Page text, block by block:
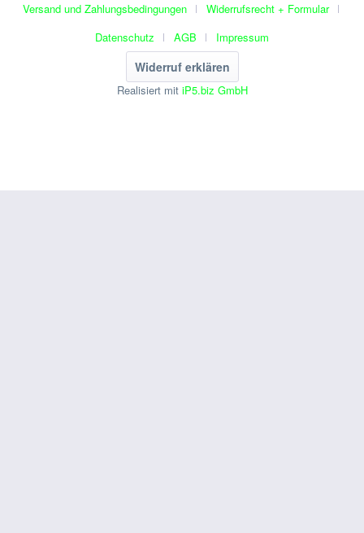
Versand und Zahlungsbedingungen
Widerrufsrecht + Formular
Datenschutz
AGB Impressum
Widerruf erklären
Realisiert mit iP5.biz GmbH